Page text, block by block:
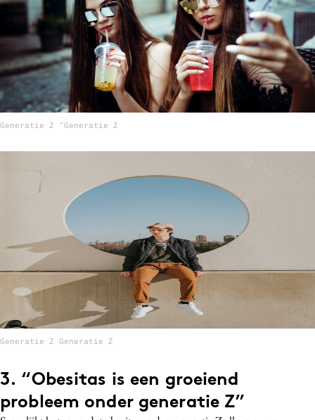
Generatie Z “Generatie Z
Generatie Z Generatie Z
3. “Obesitas is een groeiend
probleem onder generatie Z”